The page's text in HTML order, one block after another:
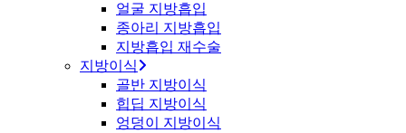
얼굴 지방흡입
종아리 지방흡입
지방흡입 재수술
지방이식
골반 지방이식
힙딥 지방이식
엉덩이 지방이식